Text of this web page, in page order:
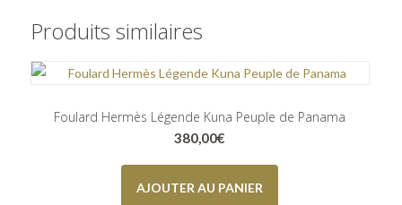
Produits similaires
Foulard Hermès Légende Kuna Peuple de Panama
380,00€
AJOUTER AU PANIER